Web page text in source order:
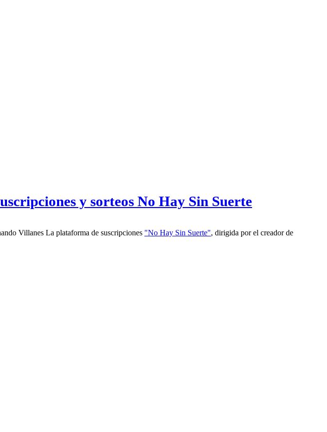
y sorteos No Hay Sin Suerte
Los Effie Awards 2026 reconocieron al creador de contenido por su innovador modelo de negocio Por Fernando Villanes La plataforma de suscripciones "No Hay Sin Suerte", dirigida por el creador de